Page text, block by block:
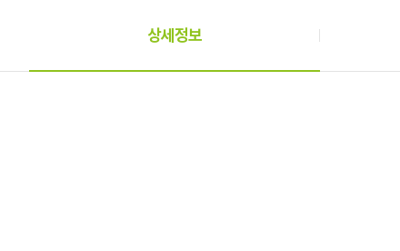
상세정보